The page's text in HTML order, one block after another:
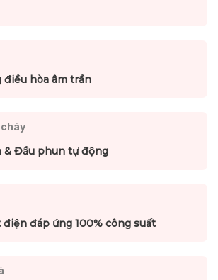
điều hòa âm trần
& Đầu phun tự động
điện đáp ứng 100% công suất